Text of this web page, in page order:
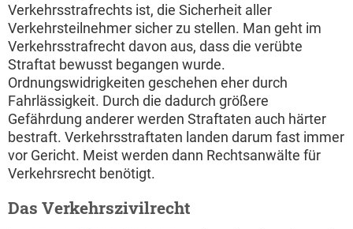
Verkehrsstrafrechts ist, die Sicherheit aller
Verkehrsteilnehmer sicher zu stellen. Man geht im
Verkehrsstrafrecht davon aus, dass die verübte
Straftat bewusst begangen wurde.
Ordnungswidrigkeiten geschehen eher durch
Fahrlässigkeit. Durch die dadurch größere
Gefährdung anderer werden Straftaten auch härter
bestraft. Verkehrsstraftaten landen darum fast immer
vor Gericht. Meist werden dann Rechtsanwälte für
Verkehrsrecht benötigt.
Das Verkehrszivilrecht